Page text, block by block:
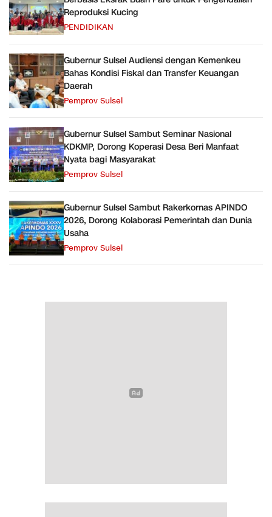
Reproduksi Kucing
PENDIDIKAN
Gubernur Sulsel Audiensi dengan Kemenkeu
Bahas Kondisi Fiskal dan Transfer Keuangan
Daerah
Pemprov Sulsel
Gubernur Sulsel Sambut Seminar Nasional
KDKMP, Dorong Koperasi Desa Beri Manfaat
Nyata bagi Masyarakat
Pemprov Sulsel
Gubernur Sulsel Sambut Rakerkornas APINDO
2026, Dorong Kolaborasi Pemerintah dan Dunia
Usaha
Pemprov Sulsel